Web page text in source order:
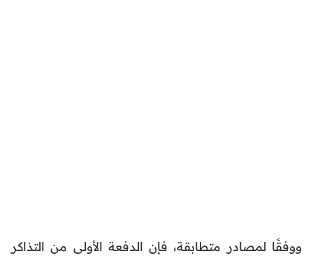
ووفقًا لمصادر متطابقة، فإن الدفعة الأولى من التذاكر